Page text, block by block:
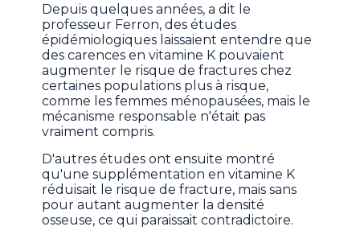
Depuis quelques années, a dit le
professeur Ferron, des études
épidémiologiques laissaient entendre que
des carences en vitamine K pouvaient
augmenter le risque de fractures chez
certaines populations plus à risque,
comme les femmes ménopausées, mais le
mécanisme responsable n'était pas
vraiment compris.
D'autres études ont ensuite montré
qu'une supplémentation en vitamine K
réduisait le risque de fracture, mais sans
pour autant augmenter la densité
osseuse, ce qui paraissait contradictoire.